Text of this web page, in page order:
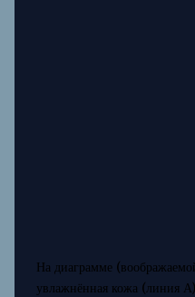
На диаграмме
увлажнённая кожа (линия